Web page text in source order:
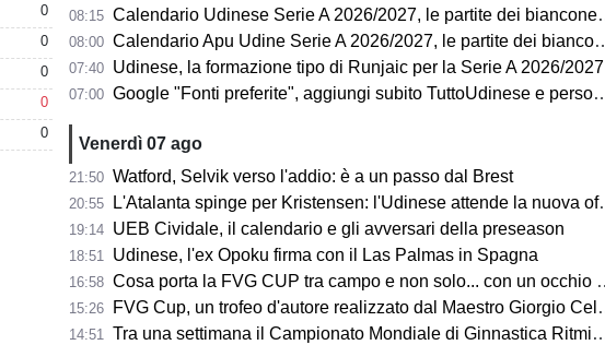
0
0
0
0
0
08:15 Calendario Udinese Serie A 2026/2027, le partite dei bianconeri: date e orari
08:00 Calendario Apu Udine Serie A 2026/2027, le partite dei bianconeri in Lba: date e orari
07:40 Udinese, la formazione tipo di Runjaic per la Serie A 2026/2027
07:00 Google "Fonti preferite", aggiungi subito TuttoUdinese e personalizza le tue notizie
Venerdì 07 ago
21:50 Watford, Selvik verso l'addio: è a un passo dal Brest
20:55 L'Atalanta spinge per Kristensen: l'Udinese attende la nuova offerta
19:14 UEB Cividale, il calendario e gli avversari della preseason
18:51 Udinese, l'ex Opoku firma con il Las Palmas in Spagna
16:58 Cosa porta la FVG CUP tra campo e non solo... con un occhio sempre al MERCATO
15:26 FVG Cup, un trofeo d'autore realizzato dal Maestro Giorgio Celiberti
14:51 Tra una settimana il Campionato Mondiale di Ginnastica Ritmica: ci sarà Tara Dragas